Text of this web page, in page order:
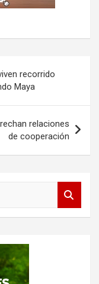
recorrido
Maya
relaciones
de cooperación